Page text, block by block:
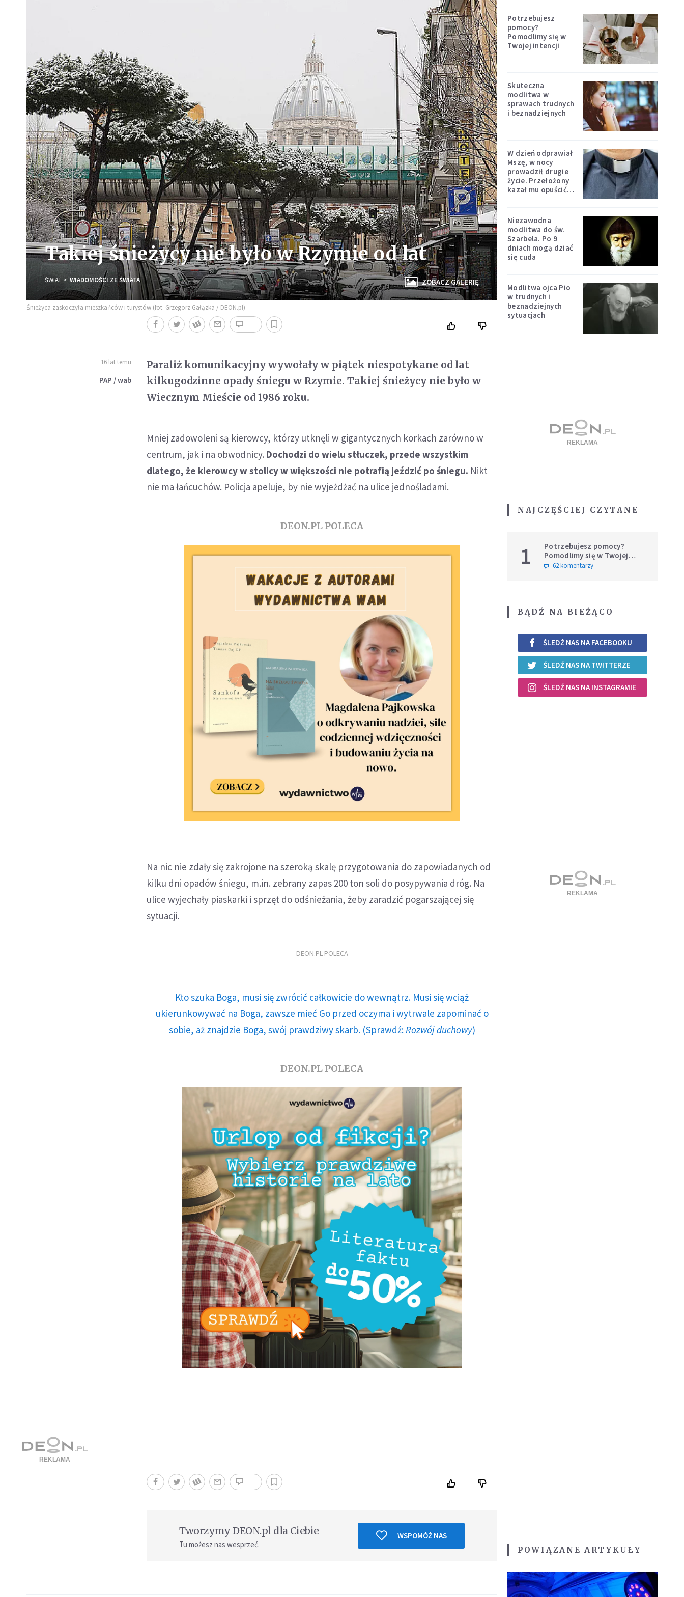
Takiej śnieżycy nie było w Rzymie od lat
ŚWIAT WIADOMOŚCI ZE ŚWIATA ZOBACZ GALERIĘ
Śnieżyca zaskoczyła mieszkańców i turystów (fot. Grzegorz Gałązka / DEON.pl)
16 lat temu
PAP / wab
Paraliż komunikacyjny wywołały w piątek niespotykane od lat
kilkugodzinne opady śniegu w Rzymie. Takiej śnieżycy nie było w
Wiecznym Mieście od 1986 roku.
Mniej zadowoleni są kierowcy, którzy utknęli w gigantycznych korkach zarówno w
centrum, jak i na obwodnicy. Dochodzi do wielu stłuczek, przede wszystkim
dlatego, że kierowcy w stolicy w większości nie potrafią jeździć po śniegu. Nikt
nie ma łańcuchów. Policja apeluje, by nie wyjeżdżać na ulice jednośladami.
DEON.PL POLECA
Na nic nie zdały się zakrojone na szeroką skalę przygotowania do zapowiadanych od
kilku dni opadów śniegu, m.in. zebrany zapas 200 ton soli do posypywania dróg. Na
ulice wyjechały piaskarki i sprzęt do odśnieżania, żeby zaradzić pogarszającej się
sytuacji.
DEON.PL POLECA
Kto szuka Boga, musi się zwrócić całkowicie do wewnątrz. Musi się wciąż
ukierunkowywać na Boga, zawsze mieć Go przed oczyma i wytrwale zapominać o
sobie, aż znajdzie Boga, swój prawdziwy skarb. (Sprawdź: Rozwój duchowy)
DEON.PL POLECA
Tworzymy DEON.pl dla Ciebie
Tu możesz nas wesprzeć.
WSPOMÓŻ NAS
Potrzebujesz
pomocy?
Pomodlimy się w
Twojej intencji
Skuteczna
modlitwa w
sprawach trudnych
i beznadziejnych
W dzień odprawiał
Mszę, w nocy
prowadził drugie
życie. Przełożony
kazał mu opuścić
Niezawodna
modlitwa do św.
Szarbela. Po 9
dniach mogą dziać
się cuda
Modlitwa ojca Pio
w trudnych i
beznadziejnych
sytuacjach
NAJCZĘŚCIEJ CZYTANE
1
Potrzebujesz pomocy?
Pomodlimy się w Twojej
intencji
62 komentarzy
BĄDŹ NA BIEŻĄCO
ŚLEDŹ NAS NA FACEBOOKU
ŚLEDŹ NAS NA TWITTERZE
ŚLEDŹ NAS NA INSTAGRAMIE
POWIĄZANE ARTYKUŁY